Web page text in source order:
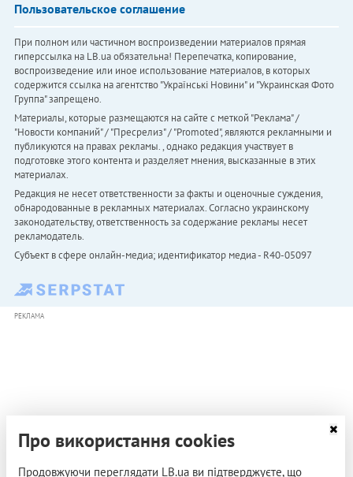
Пользовательское соглашение
При полном или частичном воспроизведении материалов прямая
гиперссылка на LB.ua обязательна! Перепечатка, копирование,
воспроизведение или иное использование материалов, в которых
содержится ссылка на агентство "Українськi Новини" и "Украинская Фото
Группа" запрещено.
Материалы, которые размещаются на сайте с меткой "Реклама" /
"Новости компаний" / "Пресрелиз" / "Promoted", являются рекламными и
публикуются на правах рекламы. , однако редакция участвует в
подготовке этого контента и разделяет мнения, высказанные в этих
материалах.
Редакция не несет ответственности за факты и оценочные суждения,
обнародованные в рекламных материалах. Согласно украинскому
законодательству, ответственность за содержание рекламы несет
рекламодатель.
Субъект в сфере онлайн-медиа; идентификатор медиа - R40-05097
РЕКЛАМА
Про використання cookies
Продовжуючи переглядати LB.ua ви підтверджуєте, що